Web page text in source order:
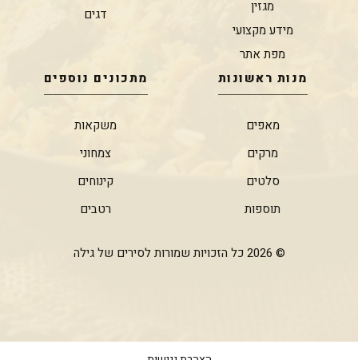
מגזין
מידע מקצועי
מפת אתר
דגים
מנות ראשונות
מאפים
מרקים
סלטים
תוספות
מתכונים נוספים
משקאות
צמחוני
קינוחים
רטבים
© 2026 כל הזכויות שמורות לסירים של גילה